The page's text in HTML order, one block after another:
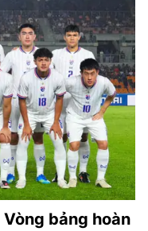
bảng hoàn